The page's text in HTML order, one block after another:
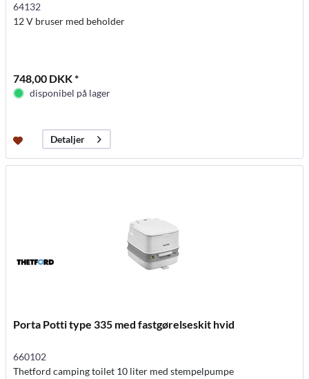
64132
12 V bruser med beholder
748,00 DKK *
disponibel på lager
Detaljer
Porta Potti type 335 med fastgørelseskit hvid
660102
Thetford camping toilet 10 liter med stempelpumpe